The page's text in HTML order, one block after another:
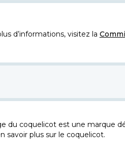
d’informations, visitez la
du coquelicot est une marque
savoir plus sur le coquelicot.